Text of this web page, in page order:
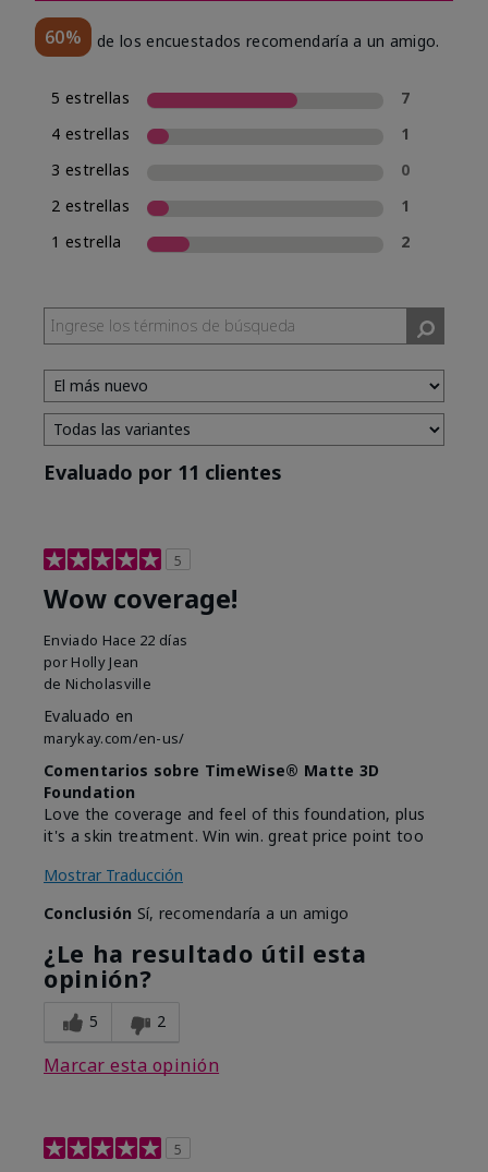
60% de los encuestados recomendaría a un amigo.
5 estrellas
7
4 estrellas
1
3 estrellas
0
2 estrellas
1
1 estrella
2
Evaluado por 11 clientes
5
Wow coverage!
Enviado Hace 22 días
por Holly Jean
de Nicholasville
Evaluado en
marykay.com/en-us/
Comentarios sobre TimeWise® Matte 3D
Foundation
Love the coverage and feel of this foundation, plus
it's a skin treatment. Win win. great price point too
Mostrar Traducción
Conclusión Sí, recomendaría a un amigo
¿Le ha resultado útil esta
opinión?
5 2
Marcar esta opinión
5